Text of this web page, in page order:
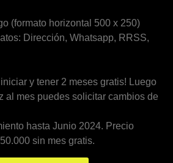
(formato horizontal 500 x 250)
Dirección, Whatsapp, RRSS,
y tener 2 meses gratis! Luego
al mes puedes solicitar cambios de
hasta Junio 2024. Precio
sin mes gratis.